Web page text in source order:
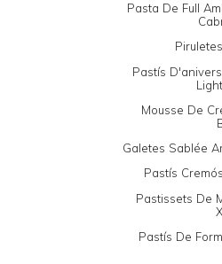
Pasta De Full
Pastís
Mousse De
Galetes Sablée
Pastís
Pastissets De
Pastís De